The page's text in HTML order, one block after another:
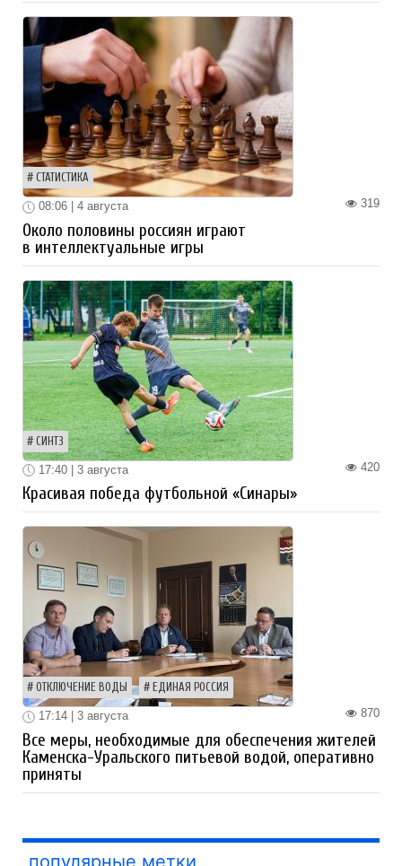
СТАТИСТИКА
319
08:06 | 4 августа
Около половины россиян играют
в интеллектуальные игры
СИНТЗ
420
17:40 | 3 августа
Красивая победа футбольной «Синары»
ОТКЛЮЧЕНИЕ ВОДЫ ЕДИНАЯ РОССИЯ
870
17:14 | 3 августа
Все меры, необходимые для обеспечения жителей
Каменска-Уральского питьевой водой, оперативно
приняты
популярные метки